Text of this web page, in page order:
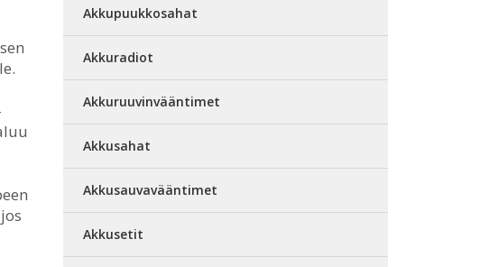
Akkupuukkosahat
Akkuradiot
Akkuruuvinvääntimet
Akkusahat
Akkusauvavääntimet
Akkusetit